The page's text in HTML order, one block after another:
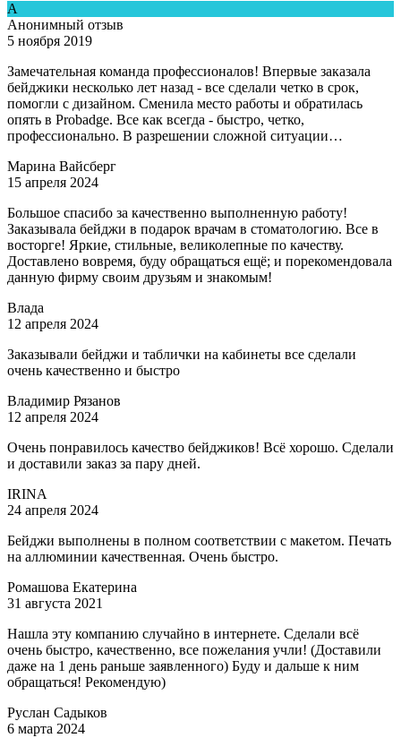
А
Анонимный отзыв
5 ноября 2019
Замечательная команда профессионалов! Впервые заказала
бейджики несколько лет назад - все сделали четко в срок,
помогли с дизайном. Сменила место работы и обратилась
опять в Рrobadge. Все как всегда - быстро, четко,
профессионально. В разрешении сложной ситуации…
Марина Вайсберг
15 апреля 2024
Большое спасибо за качественно выполненную работу!
Заказывала бейджи в подарок врачам в стоматологию. Все в
восторге! Яркие, стильные, великолепные по качеству.
Доставлено вовремя, буду обращаться ещё; и порекомендовала
данную фирму своим друзьям и знакомым!
Влада
12 апреля 2024
Заказывали бейджи и таблички на кабинеты все сделали
очень качественно и быстро
Владимир Рязанов
12 апреля 2024
Очень понравилось качество бейджиков! Всё хорошо. Сделали
и доставили заказ за пару дней.
IRINA
24 апреля 2024
Бейджи выполнены в полном соответствии с макетом. Печать
на аллюминии качественная. Очень быстро.
Ромашова Екатерина
31 августа 2021
Нашла эту компанию случайно в интернете. Сделали всё
очень быстро, качественно, все пожелания учли! (Доставили
даже на 1 день раньше заявленного) Буду и дальше к ним
обращаться! Рекомендую)
Руслан Садыков
6 марта 2024